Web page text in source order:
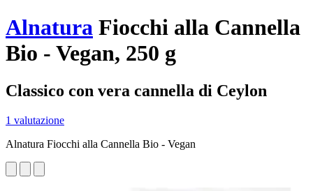
Alnatura Fiocchi alla Cannella
Bio - Vegan, 250 g
Classico con vera cannella di Ceylon
1 valutazione
Alnatura Fiocchi alla Cannella Bio - Vegan